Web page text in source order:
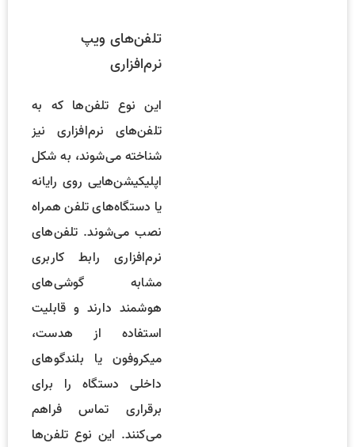
تلفن‌های ویپ
نرم‌افزاری
این نوع تلفن‌ها که به
تلفن‌های نرم‌افزاری نیز
شناخته می‌شوند، به شکل
اپلیکیشن‌هایی روی رایانه
یا دستگاه‌های تلفن همراه
نصب می‌شوند. تلفن‌های
نرم‌افزاری رابط کاربری
مشابه گوشی‌های
هوشمند دارند و قابلیت
استفاده از هدست،
میکروفون یا بلندگوهای
داخلی دستگاه را برای
برقراری تماس فراهم
می‌کنند. این نوع تلفن‌ها